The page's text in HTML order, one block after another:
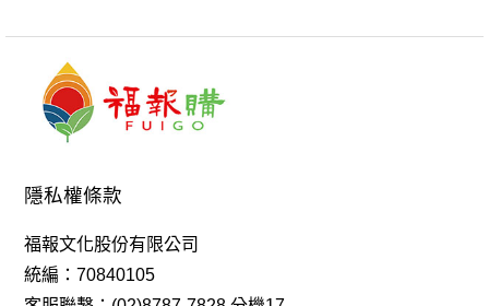
隱私權條款
福報文化股份有限公司
統編：70840105